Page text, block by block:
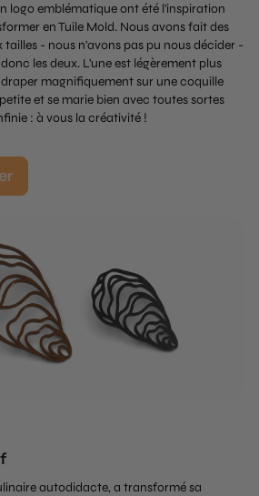
logo emblématique ont été l'inspiration
en Tuile Mold. Nous avons fait des
- nous n'avons pas pu nous décider -
les deux. L'une est légèrement plus
magnifiquement sur une coquille
et se marie bien avec toutes sortes
: à vous la créativité !
autodidacte, a transformé sa